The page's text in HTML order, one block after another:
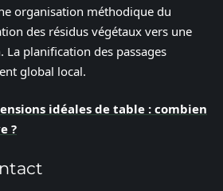
organisation méthodique du
des résidus végétaux vers une
La planification des passages
global local.
idéales de table : combien
?